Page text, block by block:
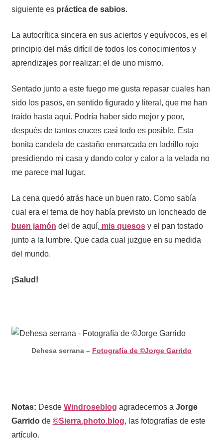
siguiente es práctica de sabios.
La autocrítica sincera en sus aciertos y equívocos, es el
principio del más difícil de todos los conocimientos y
aprendizajes por realizar: el de uno mismo.
Sentado junto a este fuego me gusta repasar cuales han
sido los pasos, en sentido figurado y literal, que me han
traído hasta aquí. Podría haber sido mejor y peor,
después de tantos cruces casi todo es posible. Esta
bonita candela de castaño enmarcada en ladrillo rojo
presidiendo mi casa y dando color y calor a la velada no
me parece mal lugar.
La cena quedó atrás hace un buen rato. Como sabía
cual era el tema de hoy había previsto un loncheado de
buen jamón del de aquí, mis quesosy el pan tostado
junto a la lumbre. Que cada cual juzgue en su medida
del mundo.
¡Salud!
Dehesa serrana – Fotografía de ©Jorge Garrido
Notas: Desde Windroseblog agradecemos a Jorge
Garridode ©Sierra.photo.blog, las fotografías de este
artículo.